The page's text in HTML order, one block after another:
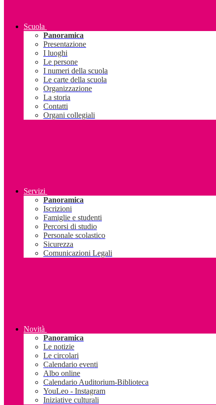
Scuola
Panoramica
Presentazione
I luoghi
Le persone
I numeri della scuola
Le carte della scuola
Organizzazione
La storia
Contatti
Organi collegiali
Servizi
Panoramica
Iscrizioni
Famiglie e studenti
Percorsi di studio
Personale scolastico
Sicurezza
Comunicazioni Legali
Novità
Panoramica
Le notizie
Le circolari
Calendario eventi
Albo online
Calendario Auditorium-Biblioteca
YouLeo - Instagram
Iniziative culturali